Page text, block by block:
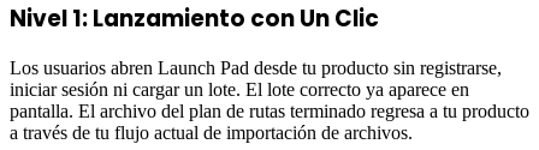
Nivel 1: Lanzamiento con Un Clic
Los usuarios abren Launch Pad desde tu producto sin registrarse,
iniciar sesión ni cargar un lote. El lote correcto ya aparece en
pantalla. El archivo del plan de rutas terminado regresa a tu producto
a través de tu flujo actual de importación de archivos.